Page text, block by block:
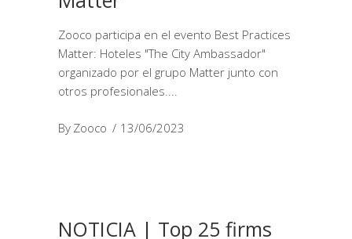
Zooco participa en el evento Best Practices
Matter: Hoteles "The City Ambassador"
organizado por el grupo Matter junto con
otros profesionales.
By Zooco 13/06/2023
NOTICIA | Top 25 firms